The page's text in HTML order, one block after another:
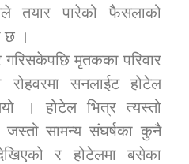
सम्बन्धी सन्देश
लैङ्गिक हिंसा
सम्बन्धिकाे
तयार पारेको फैसलाको
छ ।
गरिसकेपछि मृतकका परिवार
सनलाईट होटेल
। होटेल भित्र त्यस्तो
सामन्य संघर्षका कुनै
र होटेलमा बसेका